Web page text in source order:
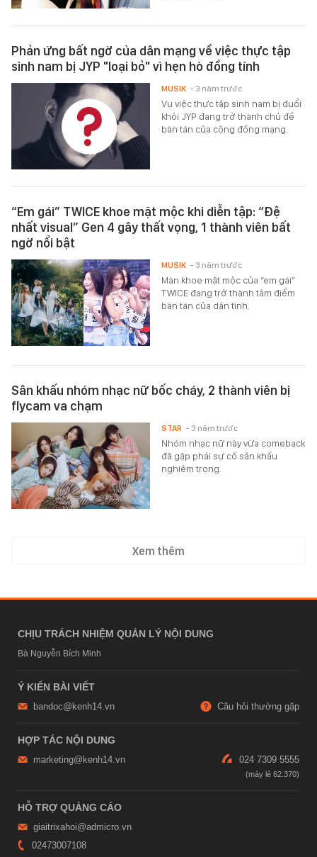
Phản ứng bất ngờ của dân mạng về việc thực tập
sinh nam bị JYP "loại bỏ" vì hẹn hò đồng tính
Vụ việc thực tập sinh nam bị đuổi
khỏi JYP đang trở thành chủ đề
bàn tán của cộng đồng mạng.
MUSIK - 3 năm trước
“Em gái” TWICE khoe mặt mộc khi diễn tập: “Đệ
nhất visual” Gen 4 gây thất vọng, 1 thành viên bất
ngờ nổi bật
Màn khoe mặt mộc của “em gái”
TWICE đang trở thành tâm điểm
bàn tán của dân tình.
MUSIK - 3 năm trước
Sân khấu nhóm nhạc nữ bốc cháy, 2 thành viên bị
flycam va chạm
Nhóm nhạc nữ này vừa comeback
đã gặp phải sự cố sân khấu
nghiêm trọng.
STAR - 3 năm trước
Xem thêm
CHỊU TRÁCH NHIỆM QUẢN LÝ NỘI DUNG
Bà Nguyễn Bích Minh
Ý KIẾN BÀI VIẾT
bandoc@kenh14.vn Câu hỏi thường gặp
HỢP TÁC NỘI DUNG
marketing@kenh14.vn 024 7309 5555
HỖ TRỢ QUẢNG CÁO
giaitrixahoi@admicro.vn
02473007108